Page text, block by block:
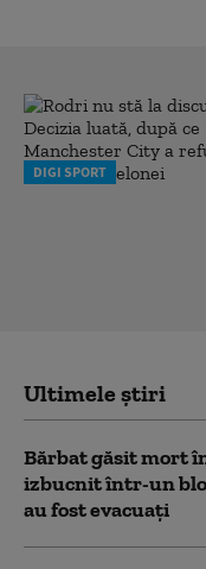
DIGI SPORT
Ultimele știri
Bărbat găsit mort
izbucnit într-un
au fost evacuați